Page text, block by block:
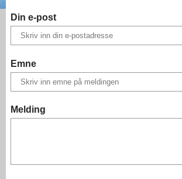
Din e-post
Emne
Melding